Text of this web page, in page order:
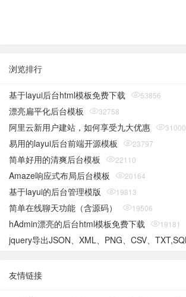
浏览排行
基于layui后台html模板免费下载 53856
漂亮扁平化后台模板 32758
阿里云新用户建站，如何享受九大优惠 31000
易用的layui后台前端开源模板 23797
简单好用的清爽后台模板 22110
Amaze响应式布局后台模板 20164
基于layui的后台管理模版 19813
简单在线聊天功能（含源码） 19506
hAdmin漂亮的后台html模板免费下载 19181
友情链接